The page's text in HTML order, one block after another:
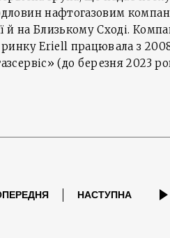
нафтогазовим
й на Близькому Сході.
Eriell працювала з
(до березня 2023
НАСТУПНА